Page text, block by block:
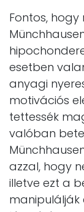
Fontos, hogy
esetben
anyagi
motivációs
tettessék
valóban
azzal, hogy
illetve ezt a